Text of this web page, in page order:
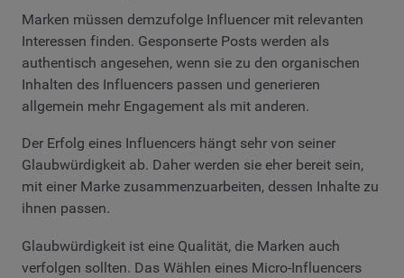
Marken müssen demzufolge Influencer mit relevanten
Interessen finden. Gesponserte Posts werden als
authentisch angesehen, wenn sie zu den organischen
Inhalten des Influencers passen und generieren
allgemein mehr Engagement als mit anderen.
Der Erfolg eines Influencers hängt sehr von seiner
Glaubwürdigkeit ab. Daher werden sie eher bereit sein,
mit einer Marke zusammenzuarbeiten, dessen Inhalte zu
ihnen passen.
Glaubwürdigkeit ist eine Qualität, die Marken auch
verfolgen sollten. Das Wählen eines Micro-Influencers